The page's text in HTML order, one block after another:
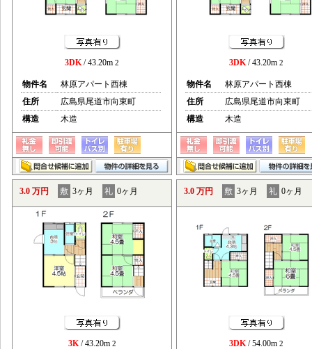
3DK/ 43.20m 2
物件名
林原アパート西棟
住所
広島県尾道市向東町
構造
木造
3DK/ 43.20m 2
物件名
林原アパート西棟
住所
広島県尾道市向東町
構造
木造
3.0 万円 敷 3ヶ月 礼 0ヶ月
3K/ 43.20m 2
3.0 万円 敷 3ヶ月 礼 0ヶ月
3DK/ 54.00m 2